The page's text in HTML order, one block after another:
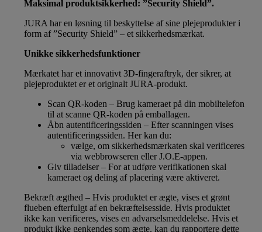
Maksimal produktsikkerhed: ”Security Shield”.
JURA har en løsning til beskyttelse af sine plejeprodukter i
form af ”Security Shield” – et sikkerhedsmærkat.
Unikke sikkerhedsfunktioner
Mærkatet har et innovativt 3D-fingeraftryk, der sikrer, at
plejeproduktet er et originalt JURA-produkt.
Scan QR-koden – Brug kameraet på din mobiltelefon
til at scanne QR-koden på emballagen.
Åbn autentificeringssiden – Efter scanningen vises
autentificeringssiden. Her kan du:
vælge, om sikkerhedsmærkaten skal verificeres
via webbrowseren eller J.O.E-appen.
Giv tilladelser – For at udføre verifikationen skal
kameraet og deling af placering være aktiveret.
Bekræft ægthed – Hvis produktet er ægte, vises et grønt
flueben efterfulgt af en bekræftelsesside. Hvis produktet
ikke kan verificeres, vises en advarselsmeddelelse. Hvis et
produkt ikke genkendes som ægte, kan du rapportere dette